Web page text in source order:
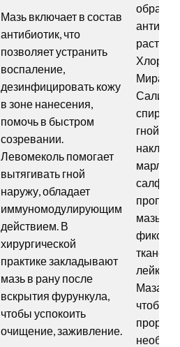
Мазь включает в состав
антибиотик, что
позволяет устранить
воспаление,
дезинфицировать кожу
в зоне нанесения,
помочь в быстром
созревании.
Левомеколь помогает
вытягивать гной
наружу, обладает
иммуномодулирующим
действием. В
хирургической
практике закладывают
мазь в рану после
вскрытия фурункула,
чтобы успокоить
очищение, заживление.
спирт.
мазью и
Мазать
чтобы